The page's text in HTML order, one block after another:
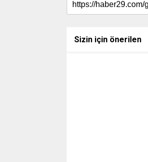
Sizin için önerilen